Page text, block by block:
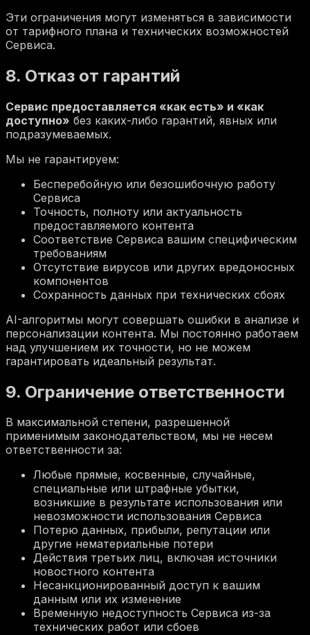
Эти ограничения могут изменяться в зависимости
от тарифного плана и технических возможностей
Сервиса.
8. Отказ от гарантий
Сервис предоставляется «как есть» и «как
доступно» без каких-либо гарантий, явных или
подразумеваемых.
Мы не гарантируем:
Бесперебойную или безошибочную работу
Сервиса
Точность, полноту или актуальность
предоставляемого контента
Соответствие Сервиса вашим специфическим
требованиям
Отсутствие вирусов или других вредоносных
компонентов
Сохранность данных при технических сбоях
AI-алгоритмы могут совершать ошибки в анализе и
персонализации контента. Мы постоянно работаем
над улучшением их точности, но не можем
гарантировать идеальный результат.
9. Ограничение ответственности
В максимальной степени, разрешенной
применимым законодательством, мы не несем
ответственности за:
Любые прямые, косвенные, случайные,
специальные или штрафные убытки,
возникшие в результате использования или
невозможности использования Сервиса
Потерю данных, прибыли, репутации или
другие нематериальные потери
Действия третьих лиц, включая источники
новостного контента
Несанкционированный доступ к вашим
данным или их изменение
Временную недоступность Сервиса из-за
технических работ или сбоев